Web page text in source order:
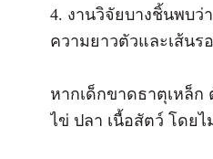
4. งานวิจัยบางชิ้นพบว่
ความยาวตัวและเส้นร
หากเด็กขาดธาตุเหล็ก
ไข่ ปลา เนื้อสัตว์ โดย